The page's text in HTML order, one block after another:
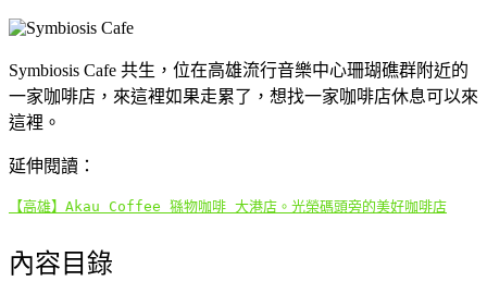
Symbiosis Cafe 共生，位在高雄流行音樂中心珊瑚礁群附近的
一家咖啡店，來這裡如果走累了，想找一家咖啡店休息可以來
這裡。
延伸閱讀：
【高雄】Akau Coffee 猻物咖啡 大港店。光榮碼頭旁的美好咖啡店
內容目錄